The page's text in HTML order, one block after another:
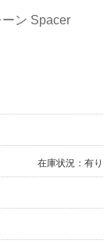
ン Spacer
在庫状況：有り